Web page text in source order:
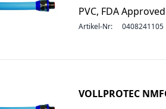
PVC, FDA
Artikel-Nr: 0408241105
VOLLPROTEC